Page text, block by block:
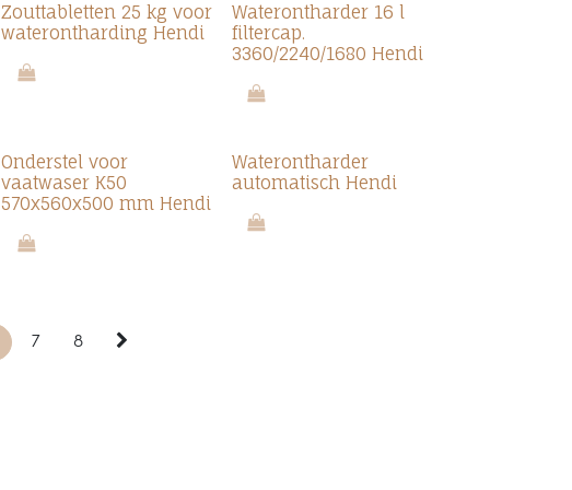
Zouttabletten 25 kg voor
waterontharding Hendi
Waterontharder 16 l
filtercap.
3360/2240/1680 Hendi
Onderstel voor
vaatwaser K50
570x560x500 mm Hendi
Waterontharder
automatisch Hendi
7 8